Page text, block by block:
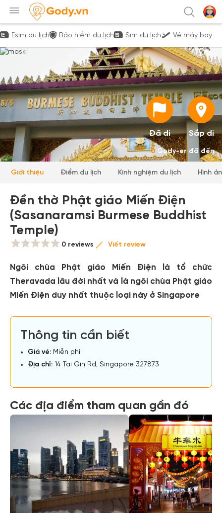
Esim du lịch Bảo hiểm du lịch Sim du lịch Vé máy bay
Đã đi Sắp đi
0 Gody-er đã đến
Giới thiệu Điểm du lịch Kinh nghiệm du lịch Hình
Đền thờ Phật giáo Miến Điện
(Sasanaramsi Burmese Buddhist
Temple)
0 reviews Viết review
Ngôi chùa Phật giáo Miến Điện là tổ chức
Theravada lâu đời nhất và là ngôi chùa Phật giáo
Miến Điện duy nhất thuộc loại này ở Singapore
Thông tin cần biết
Giá vé: Miễn phí
Địa chỉ: 14 Tai Gin Rd, Singapore 327873
Các địa điểm tham quan gần đó